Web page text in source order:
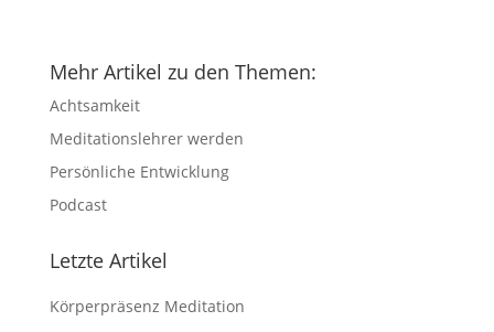
Mehr Artikel zu den Themen:
Achtsamkeit
Meditationslehrer werden
Persönliche Entwicklung
Podcast
Letzte Artikel
Körperpräsenz Meditation